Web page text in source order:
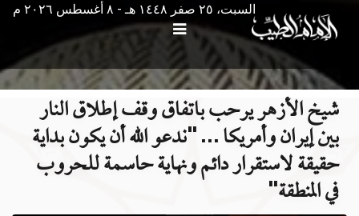
السبت، ٢٥ صفر ١٤٤٨ هـ - ۸ أغسطس ۲۰۲٦ م
شيخ الأزهر يرحب باتفاق وقف إطلاق النار
بين إيران وأمريكا … "ندعو الله أن يكون بداية
حقيقة لاستقرار دائم ونهاية حاسمة للحروب
في المنطقة"